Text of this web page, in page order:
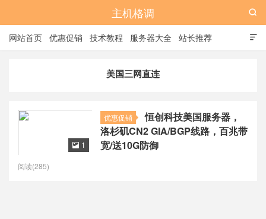
主机格调

网站首页 优惠促销 技术教程 服务器大全 站长推荐

美国三网直连
优惠促销
恒创科技美国服务器，
洛杉矶CN2 GIA/BGP线路，百兆带
宽/送10G防御
 1
阅读(285)